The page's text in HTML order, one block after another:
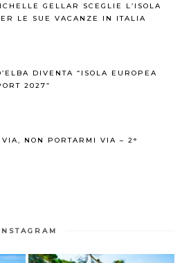
GELLAR SCEGLIE L’ISOLA
LE SUE VACANZE IN ITALIA
DIVENTA “ISOLA EUROPEA
2027”
VIA, NON PORTARMI VIA – 2°